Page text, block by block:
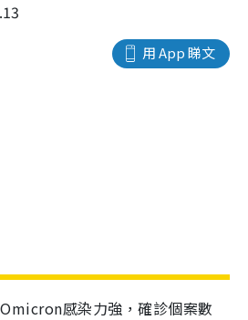
用 App 睇文
感染力強，確診個案數